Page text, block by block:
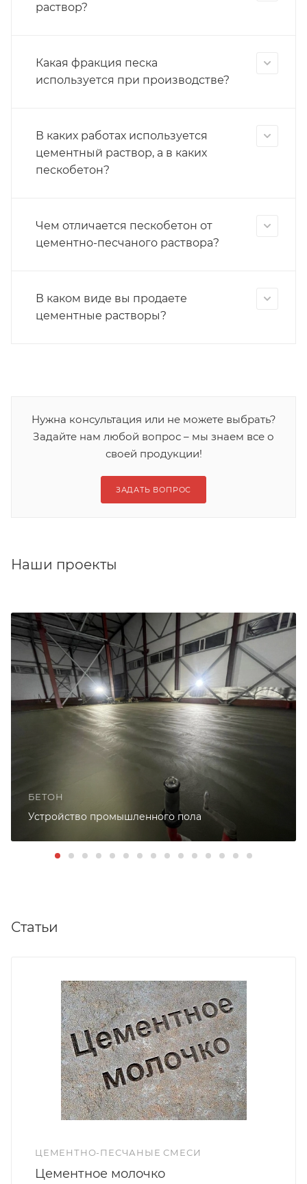
раствор?
Какая фракция песка
используется при производстве?
В каких работах используется
цементный раствор, а в каких
пескобетон?
Чем отличается пескобетон от
цементно-песчаного раствора?
В каком виде вы продаете
цементные растворы?
Нужна консультация или не можете выбрать?
Задайте нам любой вопрос – мы знаем все о
своей продукции!
ЗАДАТЬ ВОПРОС
Наши проекты
БЕТОН
Устройство промышленного пола
Статьи
ЦЕМЕНТНО-ПЕСЧАНЫЕ СМЕСИ
Цементное молочко